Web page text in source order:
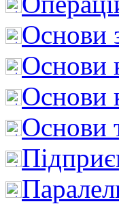
Основи
Основи
Основи
Основи